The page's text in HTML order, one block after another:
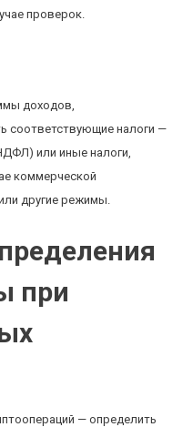
проверок.
доходов,
соответствующие налоги —
или иные налоги,
коммерческой
другие режимы.
при
— определить